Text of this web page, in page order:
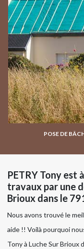
POSE DE
PETRY Tony est
travaux par une
Brioux dans le
Nous avons trouvé le
aide !! Voilà pourquoi
Tony à Luche Sur Brioux